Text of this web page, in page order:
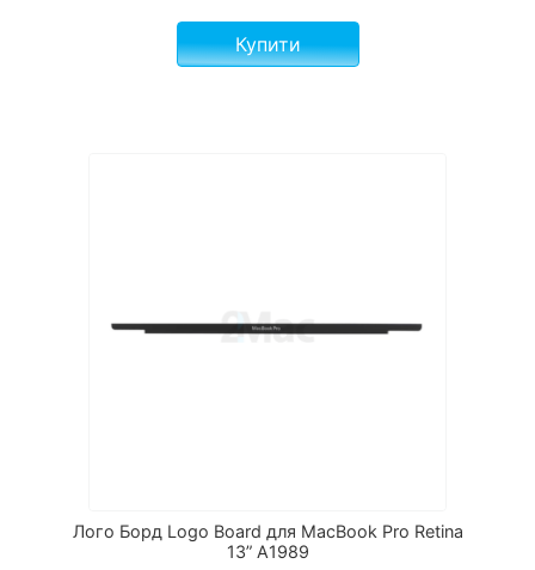
Купити
Лого Борд Logo Board для MacBook Pro Retina
13” A1989